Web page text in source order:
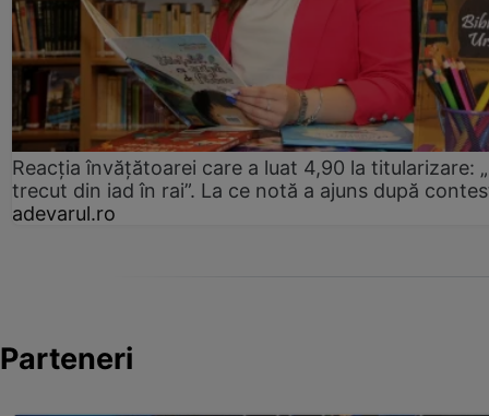
Reacția învățătoarei care a luat 4,90 la titularizare:
trecut din iad în rai”. La ce notă a ajuns după
adevarul.ro
Parteneri